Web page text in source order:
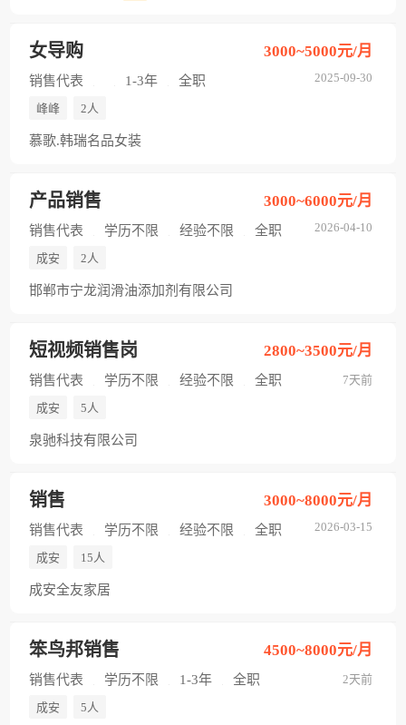
女导购
2025-09-30
3000~5000元/月
销售代表 1-3年 全职
峰峰 2人
慕歌.韩瑞名品女装
产品销售
2026-04-10
3000~6000元/月
销售代表 学历不限 经验不限 全职
成安 2人
邯郸市宁龙润滑油添加剂有限公司
短视频销售岗
7天前
2800~3500元/月
销售代表 学历不限 经验不限 全职
成安 5人
泉驰科技有限公司
销售
2026-03-15
3000~8000元/月
销售代表 学历不限 经验不限 全职
成安 15人
成安全友家居
笨鸟邦销售
2天前
4500~8000元/月
销售代表 学历不限 1-3年 全职
成安 5人